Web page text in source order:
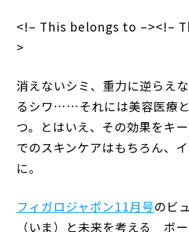
<!– This belongs to –><!–
>
消えないシミ、重力に逆らえ
るシワ……それには美容医療
つ。とはいえ、その効果をキ
でのスキンケアはもちろん、
に。
フィガロジャポン11月号のビ
（いま）と未来を考える ボ